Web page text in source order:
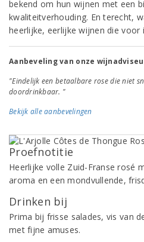
bekend om hun wijnen met een
kwaliteitverhouding. En terecht,
heerlijke, eerlijke wijnen die voor
Aanbeveling van onze
"Eindelijk een betaalbare rose die niet
doordrinkbaar. "
Bekijk alle aanbevelingen
Proefnotitie
Heerlijke volle Zuid-Franse rosé
aroma en een mondvullende,
Drinken bij
Prima bij frisse salades, vis van
met fijne amuses.